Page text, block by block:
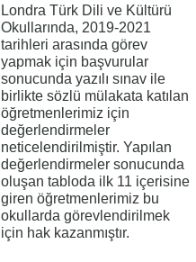
Londra Türk Dili ve Kültürü
Okullarında, 2019-2021
tarihleri arasında görev
yapmak için başvurular
sonucunda yazılı sınav ile
birlikte sözlü mülakata katılan
öğretmenlerimiz için
değerlendirmeler
neticelendirilmiştir. Yapılan
değerlendirmeler sonucunda
oluşan tabloda ilk 11 içerisine
giren öğretmenlerimiz bu
okullarda görevlendirilmek
için hak kazanmıştır.